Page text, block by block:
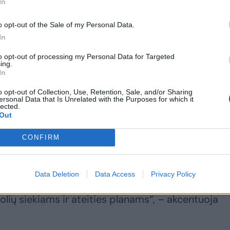
opt-out of the Sale of my Personal Data.
opt-out of processing my Personal Data for Targeted
opt-out of Collection, Use, Retention, Sale, and/or Sharing
Data that Is Unrelated with the Purposes for which it
CONFIRM
Data Deletion Data Access Privacy Policy
efektyvios brandos egzaminų vertinimo
kyla grėsmė neįgyti vidurinio išsilavinimo.
tarp mokymosi proceso bei
kelia grėsmę tūkstančiams abiturientų neįgyti
būti. Švietimas turi veikti kaip socialinis ir
siekiams ir ateities planams“, – akcentuoja